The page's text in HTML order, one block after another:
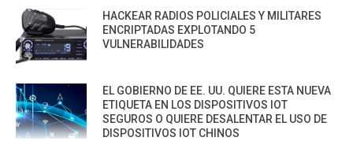
HACKEAR RADIOS POLICIALES Y MILITARES
ENCRIPTADAS EXPLOTANDO 5
VULNERABILIDADES
EL GOBIERNO DE EE. UU. QUIERE ESTA NUEVA
ETIQUETA EN LOS DISPOSITIVOS IOT
SEGUROS O QUIERE DESALENTAR EL USO DE
DISPOSITIVOS IOT CHINOS